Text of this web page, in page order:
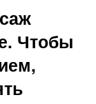
Чтобы